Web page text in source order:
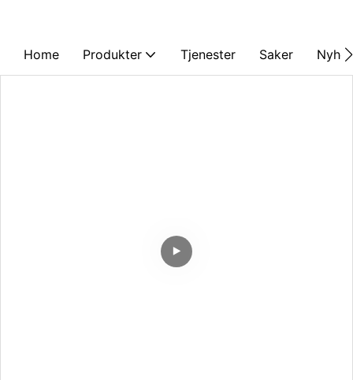
Home Produkter Tjenester Saker